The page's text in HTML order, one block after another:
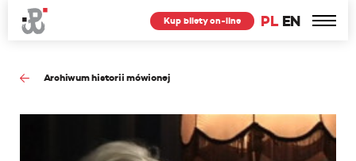
PL EN
Kup bilety on-line
Archiwum historii mówionej